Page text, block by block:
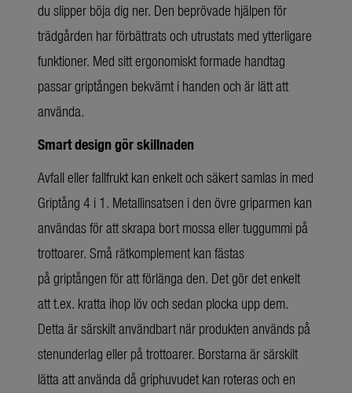
du slipper böja dig ner. Den beprövade hjälpen för
trädgården har förbättrats och utrustats med ytterligare
funktioner. Med sitt ergonomiskt formade handtag
passar griptången bekvämt i handen och är lätt att
använda.
Smart design gör skillnaden
Avfall eller fallfrukt kan enkelt och säkert samlas in med
Griptång 4 i 1. Metallinsatsen i den övre griparmen kan
användas för att skrapa bort mossa eller tuggummi på
trottoarer. Små rätkomplement kan fästas
på griptången för att förlänga den. Det gör det enkelt
att t.ex. kratta ihop löv och sedan plocka upp dem.
Detta är särskilt användbart när produkten används på
stenunderlag eller på trottoarer. Borstarna är särskilt
lätta att använda då griphuvudet kan roteras och en